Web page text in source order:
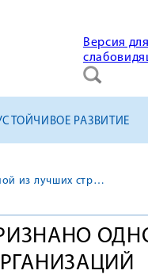
Версия для
РАЗВИТИЕ
ЗАО «КОНЦЕРН ТИТАН-2» признано одной из лучших строительных организаций Ленинградской области